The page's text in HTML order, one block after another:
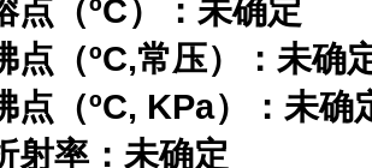
点（ºC）：未确定
点（ºC,常压）：未确
点（ºC, KPa）：未确
射率：未确定